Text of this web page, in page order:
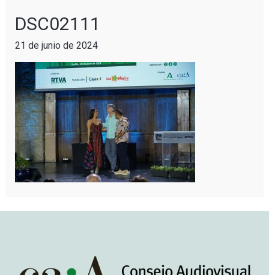
DSC02111
21 de junio de 2024